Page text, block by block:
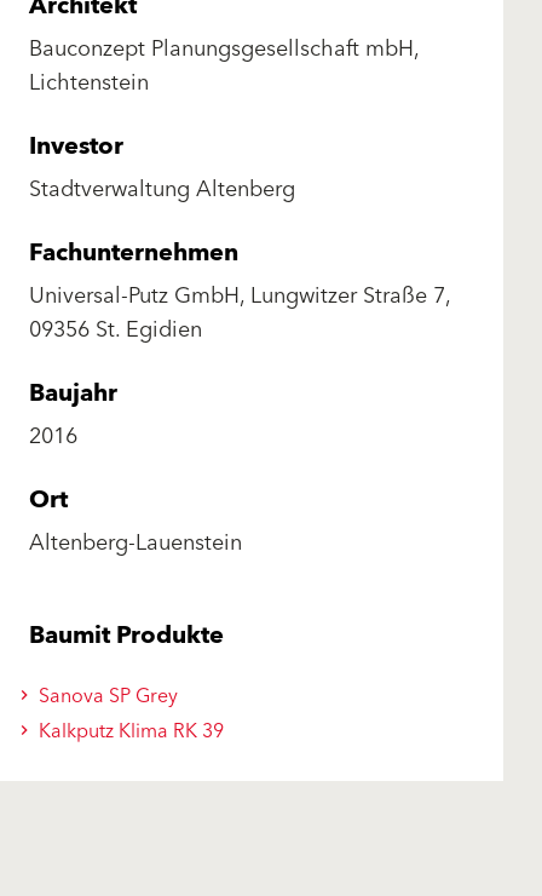
Bauconzept Planungsgesellschaft mbH,
Lichtenstein
Investor
Stadtverwaltung Altenberg
Fachunternehmen
Universal-Putz GmbH, Lungwitzer Straße 7,
09356 St. Egidien
Baujahr
2016
Ort
Altenberg-Lauenstein
Baumit Produkte
Sanova SP Grey
Kalkputz Klima RK 39